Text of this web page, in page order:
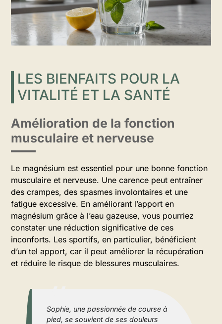
LES BIENFAITS POUR LA
VITALITÉ ET LA SANTÉ
Amélioration de la fonction
musculaire et nerveuse
Le magnésium est essentiel pour une bonne fonction
musculaire et nerveuse. Une carence peut entraîner
des crampes, des spasmes involontaires et une
fatigue excessive. En améliorant l’apport en
magnésium grâce à l’eau gazeuse, vous pourriez
constater une réduction significative de ces
inconforts. Les sportifs, en particulier, bénéficient
d’un tel apport, car il peut améliorer la récupération
et réduire le risque de blessures musculaires.
Sophie, une passionnée de course à
pied, se souvient de ses douleurs